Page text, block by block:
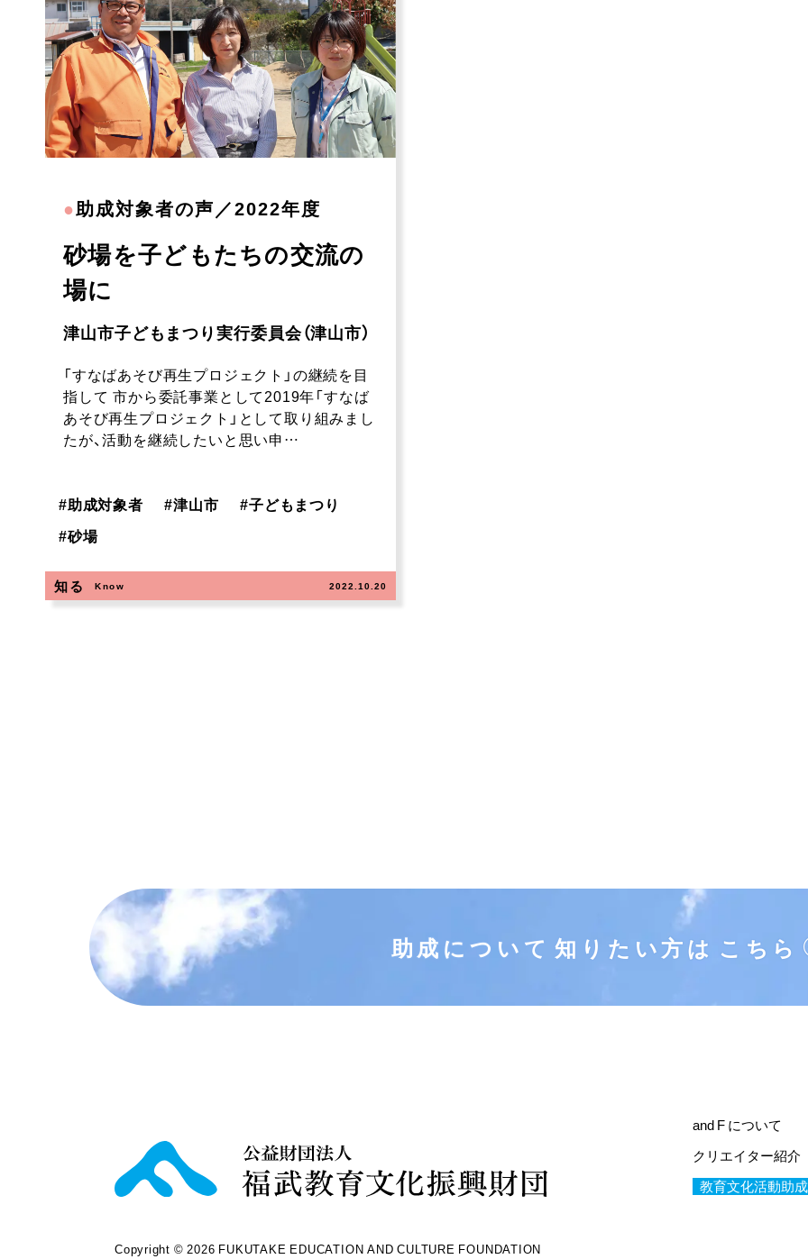
●助成対象者の声／2022年度
砂場を子どもたちの交流の
場に
津山市子どもまつり実行委員会（津山市）
「すなばあそび再生プロジェクト」の継続を目
指して 市から委託事業として2019年「すなば
あそび再生プロジェクト」として取り組みまし
たが、活動を継続したいと思い申…
#助成対象者 #津山市 #子どもまつり
#砂場
知る Know 2022.10.20
助成について 知りたい方は こちら
and F について
クリエイター紹介
教育文化活動助
Copyright © 2026 FUKUTAKE EDUCATION AND CULTURE FOUNDATION